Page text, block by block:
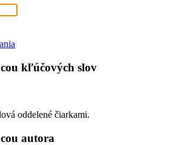
kľúčových slov
oddelené čiarkami.
autora